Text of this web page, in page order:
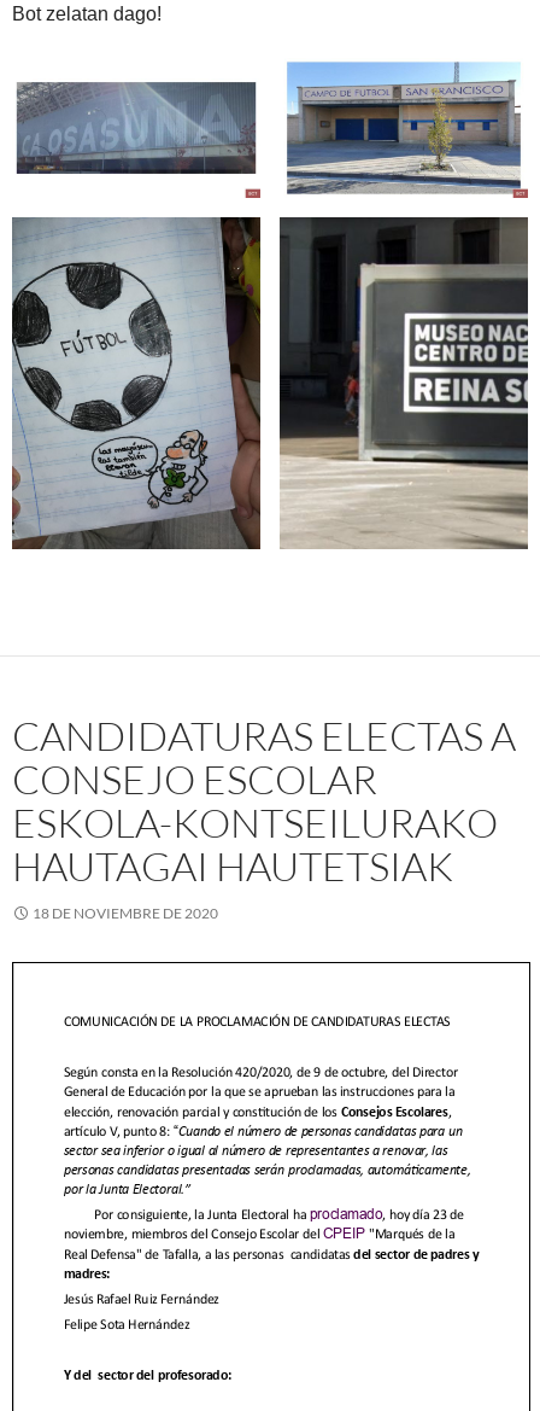
Bot zelatan dago!
CANDIDATURAS ELECTAS A
CONSEJO ESCOLAR
ESKOLA-KONTSEILURAKO
HAUTAGAI HAUTETSIAK
18 DE NOVIEMBRE DE 2020